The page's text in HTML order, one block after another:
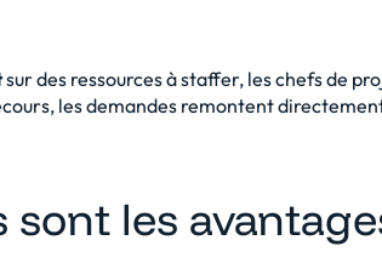
sur des ressources à staffer, les chefs de
les demandes remontent
sont les